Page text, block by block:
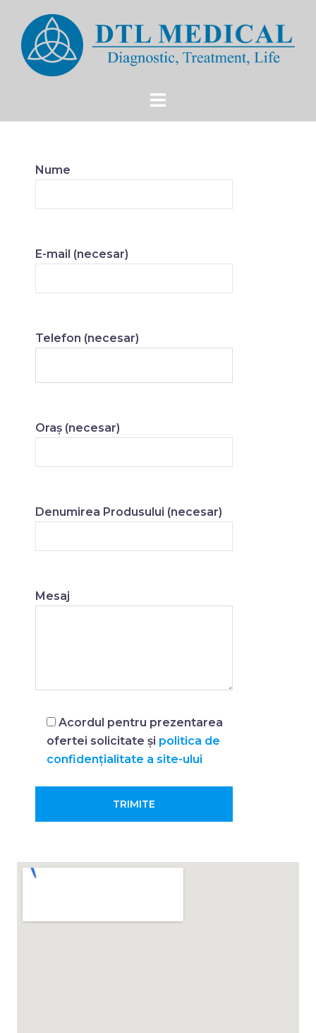
Nume
E-mail (necesar)
Telefon (necesar)
Oraș (necesar)
Denumirea Produsului (necesar)
Mesaj
Acordul pentru prezentarea
ofertei solicitate și politica de
confidențialitate a site-ului